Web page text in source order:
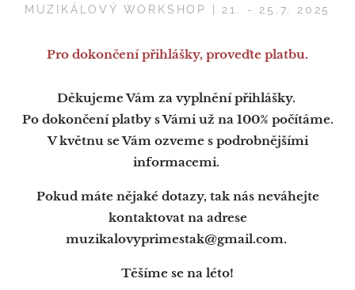
MUZIKÁLOVÝ WORKSHOP | 21. - 25.7. 2025
Pro dokončení přihlášky, proveďte platbu.
Děkujeme Vám za vyplnění přihlášky.
Po dokončení platby s Vámi už na 100% počítáme.
V květnu se Vám ozveme s podrobnějšími
informacemi.
Pokud máte nějaké dotazy, tak nás neváhejte
kontaktovat na adrese
muzikalovyprimestak@gmail.com.
Těšíme se na léto!